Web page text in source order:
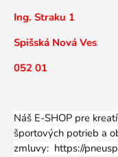
Ing. Straku 1
Spišská Nová Ves
052 01
Náš E-SHOP pre
športových potrieb a
zmluvy: https://